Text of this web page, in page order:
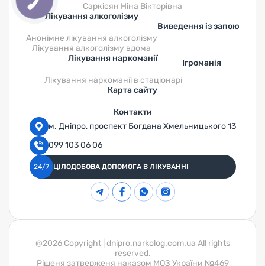
Саркісян Ніна Вікторівна
Лікування алкоголізму
Анонімне лікування алкоголізму
Лікування алкоголізму вдома
Виведення із запою
Лікування наркоманії
Лікування наркоманії в стаціонарі
Ігроманія
Карта сайту
Контакти
м. Дніпро, проспект Богдана Хмельницького 13
099 103 06 06
24/7 ЦІЛОДОБОВА ДОПОМОГА В ЛІКУВАННІ
@2026 Copyright | dnipro.narkolog.com.ua All rights
reserved.
Pішеня затверженя наказом МОЗ України №469